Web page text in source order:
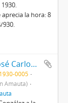
la hora: 8
930.
Símbolo - A la muerte de José Carlos Mariátegui
0005
Amauta)